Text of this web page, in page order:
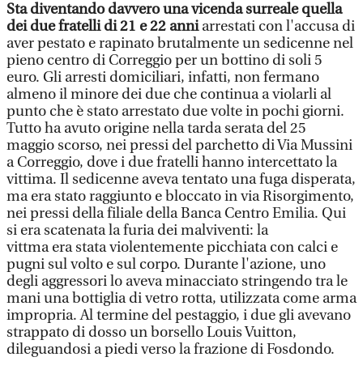
Sta diventando davvero una vicenda surreale quella
dei due fratelli di 21 e 22 anniarrestati con l'accusa di
aver pestato e rapinato brutalmente un sedicenne nel
pieno centro di Correggio per un bottino di soli 5
euro. Gli arresti domiciliari, infatti, non fermano
almeno il minore dei due che continua a violarli al
punto che è stato arrestato due volte in pochi giorni.
Tutto ha avuto origine nella tarda serata del 25
maggio scorso, nei pressi del parchetto di Via Mussini
a Correggio, dove i due fratelli hanno intercettato la
vittima. Il sedicenne aveva tentato una fuga disperata,
ma era stato raggiunto e bloccato in via Risorgimento,
nei pressi della filiale della Banca Centro Emilia. Qui
si era scatenata la furia dei malviventi: la
vittma era stata violentemente picchiata con calci e
pugni sul volto e sul corpo. Durante l'azione, uno
degli aggressori lo aveva minacciato stringendo tra le
mani una bottiglia di vetro rotta, utilizzata come arma
impropria. Al termine del pestaggio, i due gli avevano
strappato di dosso un borsello Louis Vuitton,
dileguandosi a piedi verso la frazione di Fosdondo.